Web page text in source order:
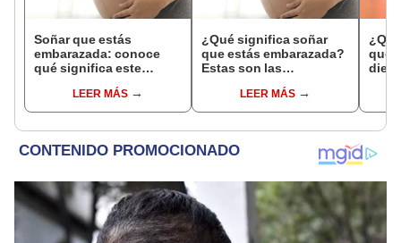
Soñar que estás
embarazada: conoce
qué significa este
LEER MÁS
¿Qué significa soñar
que estás embarazada?
Estas son las
comunesLEER MÁS
que